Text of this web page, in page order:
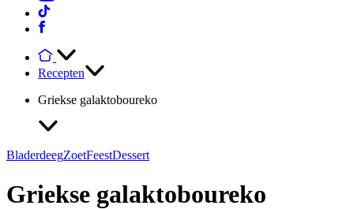
Recepten
Griekse galaktoboureko
BladerdeegZoetFeestDessert
Griekse galaktoboureko